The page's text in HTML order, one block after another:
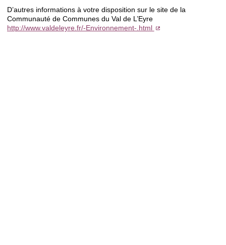
D’autres informations à votre disposition sur le site de la
Communauté de Communes du Val de L’Eyre
http://www.valdeleyre.fr/-Environnement-.html